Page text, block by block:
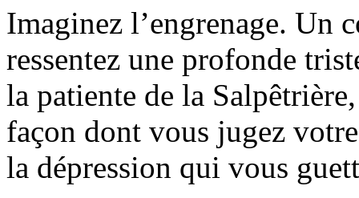
Imaginez l’engrenage. Un
ressentez une profonde
la patiente de la
façon dont vous jugez
la dépression qui vous